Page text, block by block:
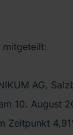
mitgeteilt:
AG,
10. August
Zeitpunkt